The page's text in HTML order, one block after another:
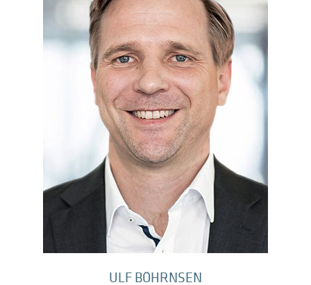
ULF BÖHRNSEN